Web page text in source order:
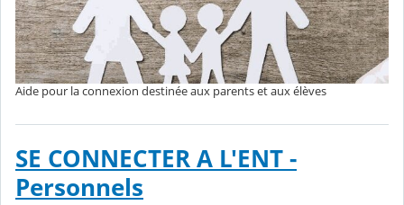
Aide pour la connexion destinée aux parents et aux élèves
SE CONNECTER A L'ENT -
Personnels